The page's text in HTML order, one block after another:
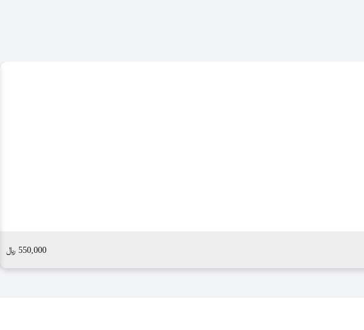
550,000 ﷼